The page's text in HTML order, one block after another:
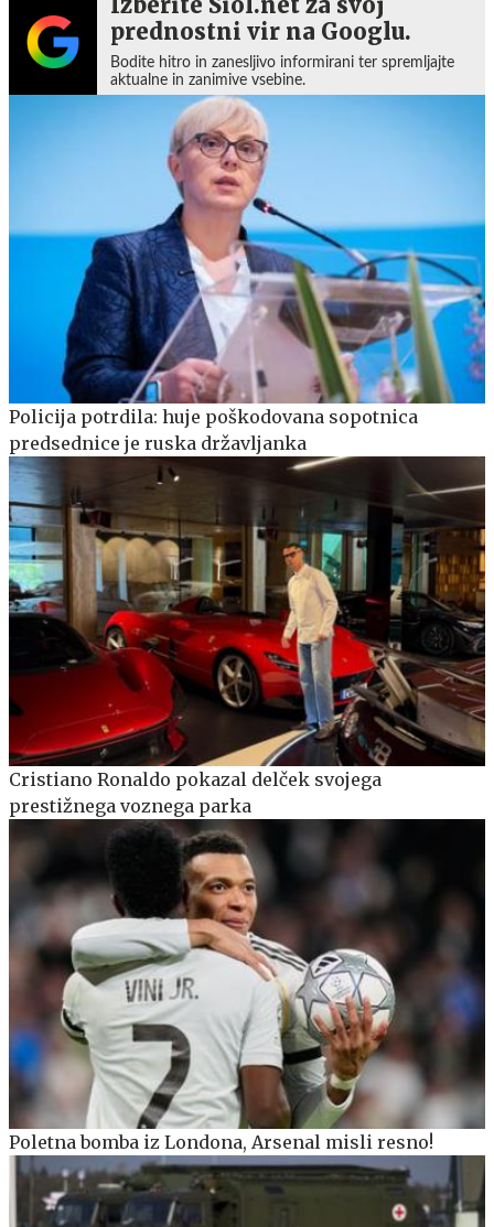
prednostni vir na Googlu.
Bodite hitro in zanesljivo informirani ter spremljajte
aktualne in zanimive vsebine.
Policija potrdila: huje poškodovana sopotnica
predsednice je ruska državljanka
Cristiano Ronaldo pokazal delček svojega
prestižnega voznega parka
Poletna bomba iz Londona, Arsenal misli resno!